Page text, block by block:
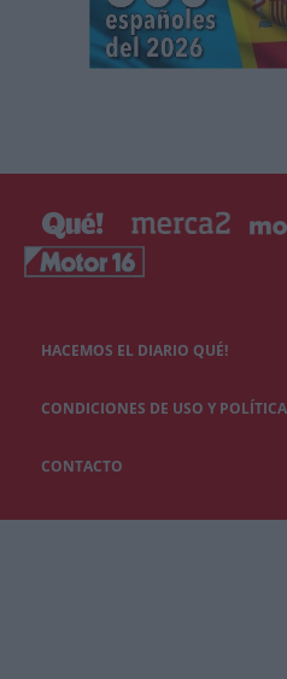
HACEMOS EL DIARIO QUÉ!
CONDICIONES DE USO Y
CONTACTO